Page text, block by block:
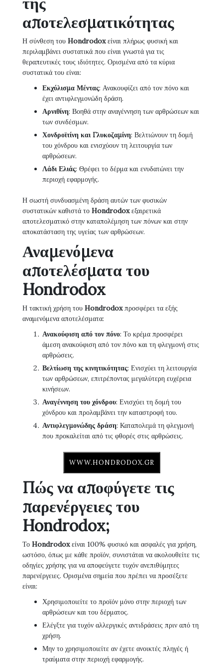
αποτελεσματικότητας
Η σύνθεση του Hondrodoxείναι πλήρως φυσική και
περιλαμβάνει συστατικά που είναι γνωστά για τις
θεραπευτικές τους ιδιότητες. Ορισμένα από τα κύρια
συστατικά του είναι:
Εκχύλισμα Μέντας: Ανακουφίζει από τον πόνο και
έχει αντιφλεγμονώδη δράση.
Αρνιθίνη: Βοηθά στην αναγέννηση των αρθρώσεων και
των συνδέσμων.
Χονδροϊτίνη και Γλυκοζαμίνη: Βελτιώνουν τη δομή
του χόνδρου και ενισχύουν τη λειτουργία των
αρθρώσεων.
Λάδι Ελιάς: Θρέφει το δέρμα και ενυδατώνει την
περιοχή εφαρμογής.
Η σωστή συνδυασμένη δράση αυτών των φυσικών
συστατικών καθιστά το Hondrodoxεξαιρετικά
αποτελεσματικό στην καταπολέμηση των πόνων και στην
αποκατάσταση της υγείας των αρθρώσεων.
Αναμενόμενα
αποτελέσματα του
Hondrodox
Η τακτική χρήση του Hondrodoxπροσφέρει τα εξής
αναμενόμενα αποτελέσματα:
Ανακούφιση από τον πόνο: Το κρέμα προσφέρει
άμεση ανακούφιση από τον πόνο και τη φλεγμονή στις
αρθρώσεις.
Βελτίωση της κινητικότητας: Ενισχύει τη λειτουργία
των αρθρώσεων, επιτρέποντας μεγαλύτερη ευχέρεια
κινήσεων.
Αναγέννηση του χόνδρου: Ενισχύει τη δομή του
χόνδρου και προλαμβάνει την καταστροφή του.
Αντιφλεγμονώδης δράση: Καταπολεμά τη φλεγμονή
που προκαλείται από τις φθορές στις αρθρώσεις.
WWW.HONDRODOX.GR
Πώς να αποφύγετε τις
παρενέργειες του
Hondrodox;
Το Hondrodoxείναι 100% φυσικό και ασφαλές για χρήση,
ωστόσο, όπως με κάθε προϊόν, συνιστάται να ακολουθείτε τις
οδηγίες χρήσης για να αποφεύγετε τυχόν ανεπιθύμητες
παρενέργειες. Ορισμένα σημεία που πρέπει να προσέξετε
είναι:
Χρησιμοποιείτε το προϊόν μόνο στην περιοχή των
αρθρώσεων και του δέρματος.
Ελέγξτε για τυχόν αλλεργικές αντιδράσεις πριν από τη
χρήση.
Μην το χρησιμοποιείτε αν έχετε ανοικτές πληγές ή
τραύματα στην περιοχή εφαρμογής.